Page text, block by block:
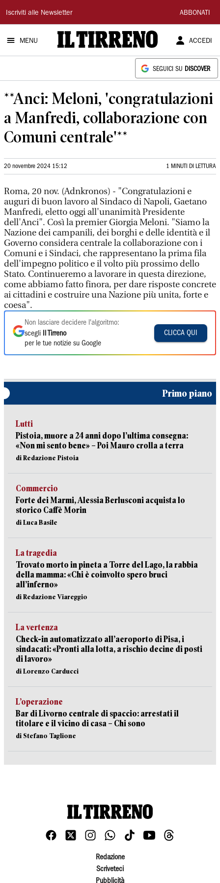
Il
Tirreno
Iscriviti alle Newsletter ABBONATI
MENU ACCEDI
SEGUICI SU DISCOVER
**Anci: Meloni, 'congratulazioni
a Manfredi, collaborazione con
Comuni centrale'**
20 novembre 2024 15:12 1 MINUTI DI LETTURA
Roma, 20 nov. (Adnkronos) - "Congratulazioni e
auguri di buon lavoro al Sindaco di Napoli, Gaetano
Manfredi, eletto oggi all'unanimità Presidente
dell'Anci". Così la premier Giorgia Meloni. "Siamo la
Nazione dei campanili, dei borghi e delle identità e il
Governo considera centrale la collaborazione con i
Comuni e i Sindaci, che rappresentano la prima fila
dell'impegno politico e il volto più prossimo dello
Stato. Continueremo a lavorare in questa direzione,
come abbiamo fatto finora, per dare risposte concrete
ai cittadini e costruire una Nazione più unita, forte e
coesa".
Non lasciare decidere l'algoritmo:
scegli
Il Tirreno
per le tue notizie su Google
CLICCA QUI
Primo piano
Lutti
Pistoia, muore a 24 anni dopo l’ultima consegna:
«Non mi sento bene» – Poi Mauro crolla a terra
di Redazione Pistoia
Commercio
Forte dei Marmi, Alessia Berlusconi acquista lo
storico Caffè Morin
di Luca Basile
La tragedia
Trovato morto in pineta a Torre del Lago, la rabbia
della mamma: «Chi è coinvolto spero bruci
all’inferno»
di Redazione Viareggio
La vertenza
Check-in automatizzato all’aeroporto di Pisa, i
sindacati: «Pronti alla lotta, a rischio decine di posti
di lavoro»
di Lorenzo Carducci
L’operazione
Bar di Livorno centrale di spaccio: arrestati il
titolare e il vicino di casa – Chi sono
di Stefano Taglione
Redazione
Scriveteci
Pubblicità